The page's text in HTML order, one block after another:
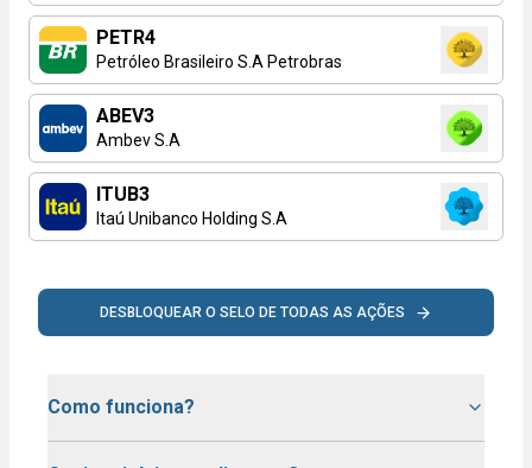
PETR4
Petróleo Brasileiro S.A Petrobras
ABEV3
Ambev S.A
ITUB3
Itaú Unibanco Holding S.A
DESBLOQUEAR O SELO DE TODAS AS AÇÕES
Como funciona?